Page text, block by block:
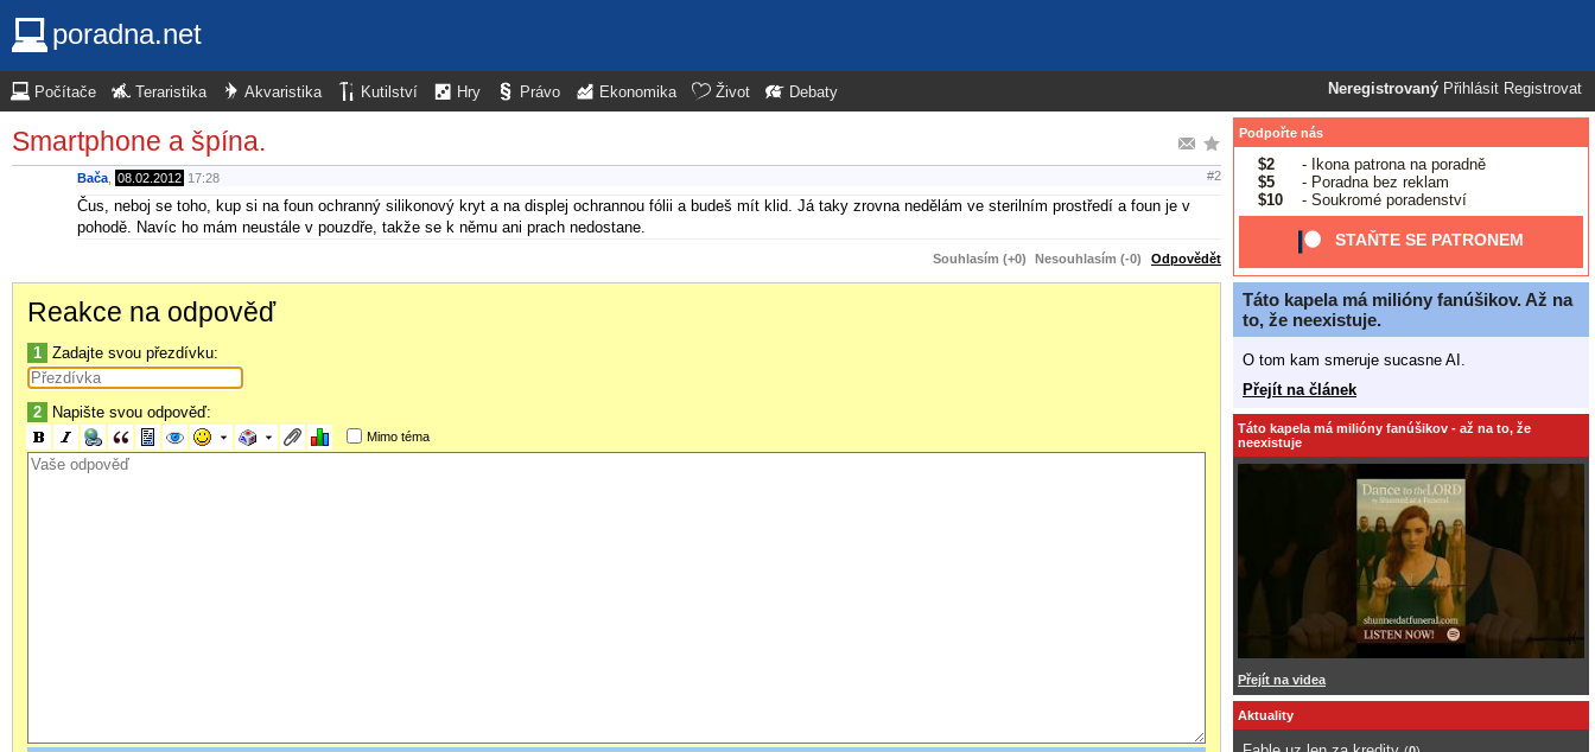
poradna.net
Neregistrovaný Přihlásit Registrovat
Počítače Teraristika Akvaristika Kutilství Hry Právo Ekonomika Život Debaty
Smartphone a špína.
Bača 08.02.2012 17:28 #2
Čus, neboj se toho, kup si na foun ochranný silikonový kryt a na displej ochrannou fólii a budeš mít klid. Já taky zrovna nedělám ve sterilním prostředí a foun je v
pohodě. Navíc ho mám neustále v pouzdře, takže se k němu ani prach nedostane.
Souhlasím (+0) Nesouhlasím (-0) Odpovědět
Reakce na odpověď
1 Zadajte svou přezdívku:
2 Napište svou odpověď:
Mimo téma
Podpořte nás
$2
- Ikona patrona na poradně
$5
- Poradna bez reklam
$10
- Soukromé poradenství
STAŇTE SE PATRONEM
Táto kapela má milióny fanúšikov. Až na
to, že neexistuje.
O tom kam smeruje sucasne AI.
Přejít na článek
Táto kapela má milióny fanúšikov - až na to, že
neexistuje
Přejít na videa
Aktuality